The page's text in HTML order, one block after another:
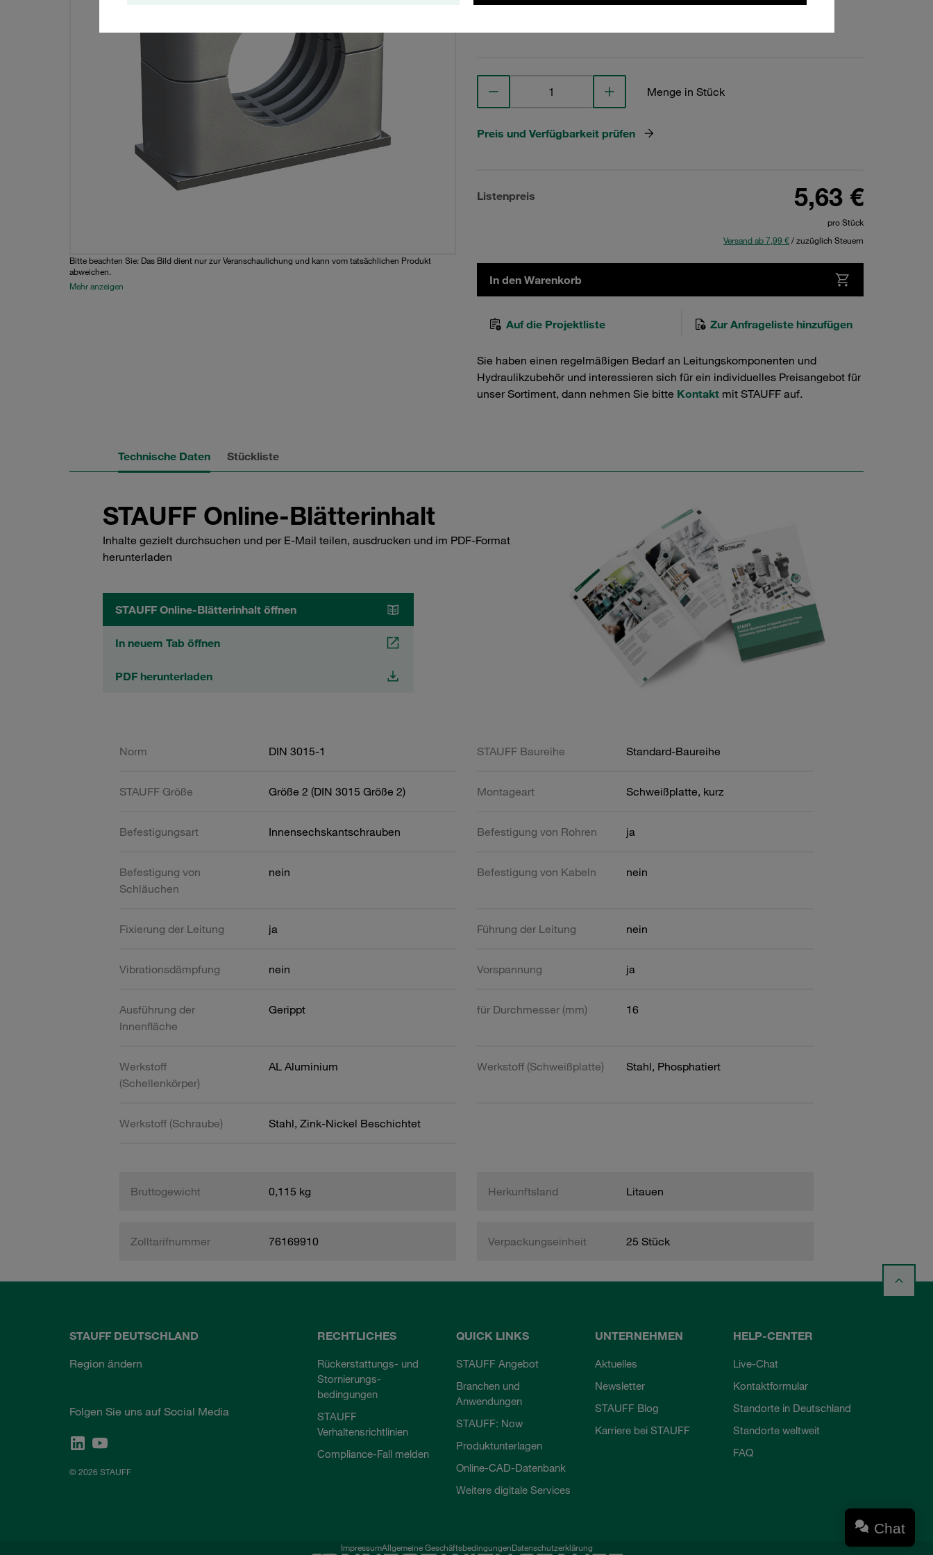
Bitte beachten Sie: Das Bild dient nur zur Veranschaulichung und kann vom tatsächlichen Produkt
abweichen.
Mehr anzeigen
Menge in Stück
Preis und Verfügbarkeit prüfen
Listenpreis 5,63 €
pro Stück
Versand ab 7,99 €/ zuzüglich Steuern
In den Warenkorb
Auf die Projektliste Zur Anfrageliste hinzufügen
Sie haben einen regelmäßigen Bedarf an Leitungskomponenten und
Hydraulikzubehör und interessieren sich für ein individuelles Preisangebot für
unser Sortiment, dann nehmen Sie bitte Kontakt mit STAUFF auf.
Technische Daten Stückliste
STAUFF Online-Blätterinhalt
Inhalte gezielt durchsuchen und per E-Mail teilen, ausdrucken und im PDF-Format
herunterladen
STAUFF Online-Blätterinhalt öffnen
In neuem Tab öffnen
PDF herunterladen
Norm DIN 3015-1 STAUFF Baureihe Standard-Baureihe
STAUFF Größe Größe 2 (DIN 3015 Größe 2) Montageart Schweißplatte, kurz
Befestigungsart Innensechskantschrauben Befestigung von Rohren ja
Befestigung von
Schläuchen
nein Befestigung von Kabeln nein
Fixierung der Leitung ja Führung der Leitung nein
Vibrationsdämpfung nein Vorspannung ja
Ausführung der
Innenfläche
Gerippt für Durchmesser (mm) 16
Werkstoff
(Schellenkörper)
AL Aluminium Werkstoff (Schweißplatte) Stahl, Phosphatiert
Werkstoff (Schraube) Stahl, Zink-Nickel Beschichtet
Bruttogewicht 0,115 kg Herkunftsland Litauen
Zolltarifnummer 76169910 Verpackungseinheit 25 Stück
STAUFF DEUTSCHLAND
Region ändern
Folgen Sie uns auf Social Media
© 2026 STAUFF
RECHTLICHES
Rückerstattungs- und
Stornierungs-
bedingungen
STAUFF
Verhaltensrichtlinien
Compliance-Fall melden
QUICK LINKS
STAUFF Angebot
Branchen und
Anwendungen
STAUFF: Now
Produktunterlagen
Online-CAD-Datenbank
Weitere digitale Services
UNTERNEHMEN
Aktuelles
Newsletter
STAUFF Blog
Karriere bei STAUFF
HELP-CENTER
Live-Chat
Kontaktformular
Standorte in Deutschland
Standorte weltweit
FAQ
ImpressumAllgemeine GeschäftsbedingungenDatenschutzerklärung
Chat